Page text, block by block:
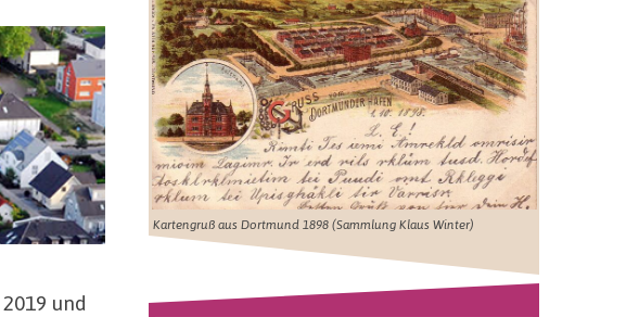
und
Kartengruß aus Dortmund 1898 (Sammlung Klaus Winter)